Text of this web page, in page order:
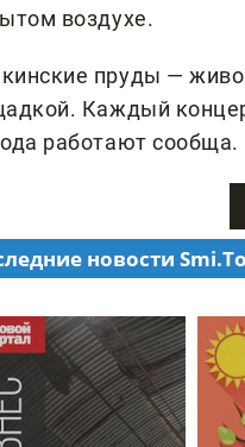
воздухе.
пруды —
Каждый
работают сообща.